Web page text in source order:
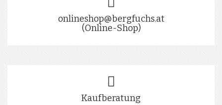
onlineshop@bergfuchs.at
(Online-Shop)
Kaufberatung